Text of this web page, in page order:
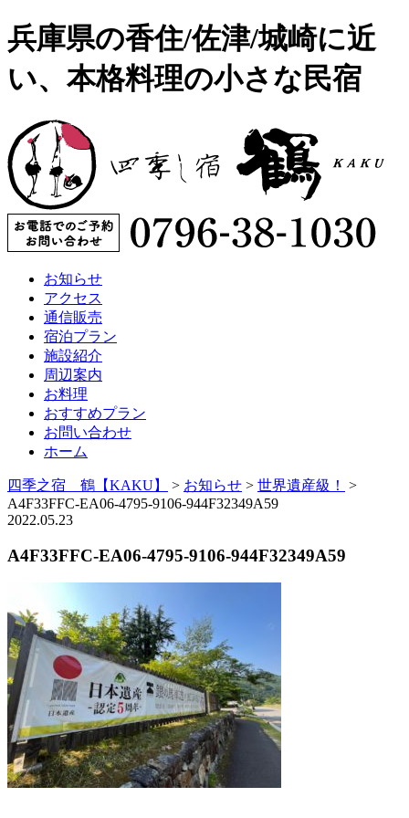
兵庫県の香住/佐津/城崎に近
い、本格料理の小さな民宿
お知らせ
アクセス
通信販売
宿泊プラン
施設紹介
周辺案内
お料理
おすすめプラン
お問い合わせ
ホーム
四季之宿 鶴【KAKU】 > お知らせ > 世界遺産級！
>
A4F33FFC-EA06-4795-9106-944F32349A59
2022.05.23
A4F33FFC-EA06-4795-9106-944F32349A59